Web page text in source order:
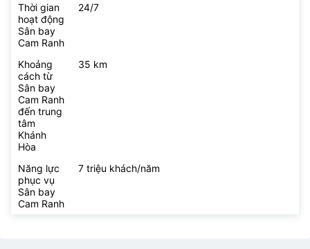
Thời gian
hoạt động
Sân bay
Cam Ranh
24/7
Khoảng
cách từ
Sân bay
Cam Ranh
đến trung
tâm
Khánh
Hòa
35 km
Năng lực
phục vụ
Sân bay
Cam Ranh
7 triệu khách/năm